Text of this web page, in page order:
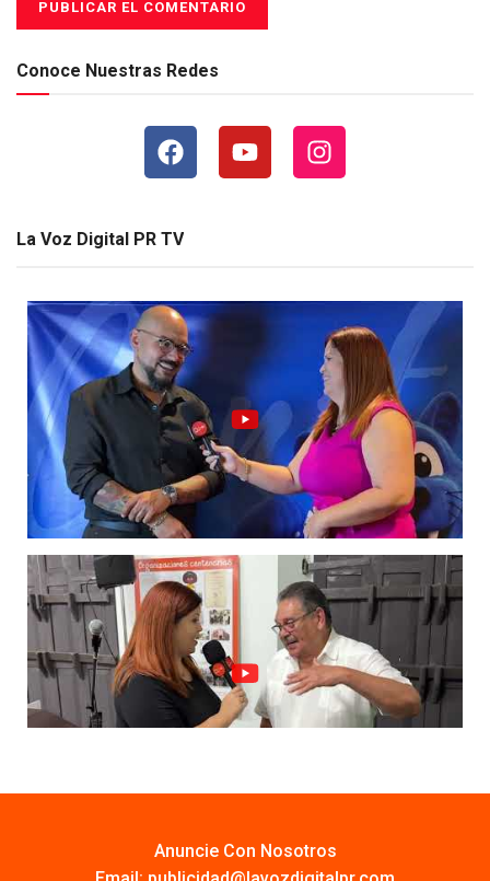
Conoce Nuestras Redes
La Voz Digital PR TV
Anuncie Con Nosotros